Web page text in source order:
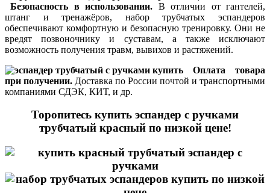
Безопасность в использовании. В отличии от гантелей,
штанг и тренажёров, набор трубчатых эспандеров
обеспечивают комфортную и безопасную тренировку. Они не
вредят позвоночнику и суставам, а также исключают
возможность получения травм, вывихов и растяжений.
Оплата товара
при получении. Доставка по России почтой и транспортными
компаниями СДЭК, КИТ, и др.
Торопитесь купить эспандер с ручками
трубчатый красный по низкой цене!